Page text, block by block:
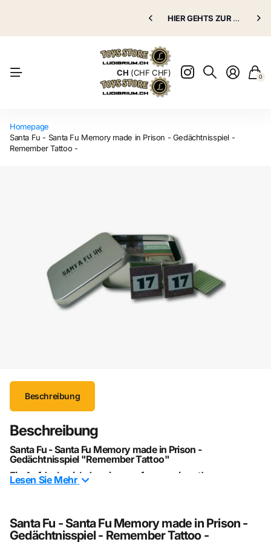
Puppenklinik HIER GEHTS ZUR
CH (CHF CHF) 0
Homepage
Santa Fu - Santa Fu Memory made in Prison - Gedächtnisspiel -
Remember Tattoo -
Beschreibung
Beschreibung
Santa Fu - Santa Fu Memory made in Prison -
Gedächtnisspiel "Remember Tattoo"
Ein Aufdeckspiel, das einen gefangen nimmt!
gehörenden Paare zu finden, bevor es jemand anderes tut.​
Und warum nennt man eine Haftanstalt Haftanstalt? Weil
Lesen Sie Mehr
Santa Fu - Santa Fu Memory made in Prison -
Gedächtnisspiel - Remember Tattoo -